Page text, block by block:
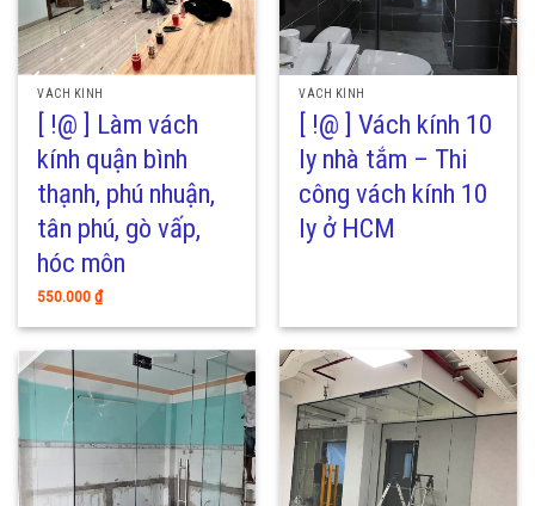
VÁCH KÍNH
[ !@ ] Làm vách
kính quận bình
thạnh, phú nhuận,
tân phú, gò vấp,
hóc môn
550.000₫
VÁCH KÍNH
[ !@ ] Vách kính 10
ly nhà tắm – Thi
công vách kính 10
ly ở HCM